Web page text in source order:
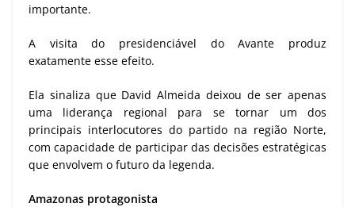
importante.
A visita do presidenciável do Avante produz
exatamente esse efeito.
Ela sinaliza que David Almeida deixou de ser apenas
uma liderança regional para se tornar um dos
principais interlocutores do partido na região Norte,
com capacidade de participar das decisões estratégicas
que envolvem o futuro da legenda.
Amazonas protagonista